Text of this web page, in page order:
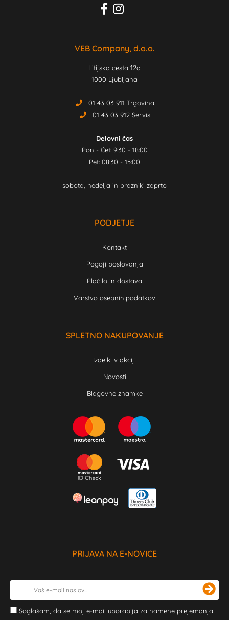
VEB Company, d.o.o.
Litijska cesta 12a
1000 Ljubljana
01 43 03 911 Trgovina
01 43 03 912 Servis
Delovni čas
Pon - Čet: 9:30 - 18:00
Pet: 08:30 - 15:00
sobota, nedelja in prazniki zaprto
PODJETJE
Kontakt
Pogoji poslovanja
Plačilo in dostava
Varstvo osebnih podatkov
SPLETNO NAKUPOVANJE
Izdelki v akciji
Novosti
Blagovne znamke
PRIJAVA NA E-NOVICE
Soglašam, da se moj e-mail uporablja za namene prejemanja